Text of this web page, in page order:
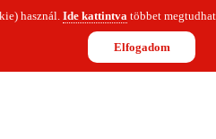
használ. Ide kattintvatöbbet
Elfogadom